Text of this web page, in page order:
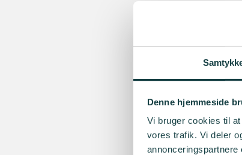
Denne hjemmeside
Vi bruger cookies til
vores trafik. Vi deler